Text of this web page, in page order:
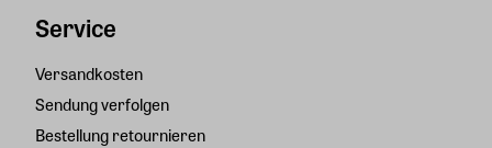
Service
Versandkosten
Sendung verfolgen
Bestellung retournieren